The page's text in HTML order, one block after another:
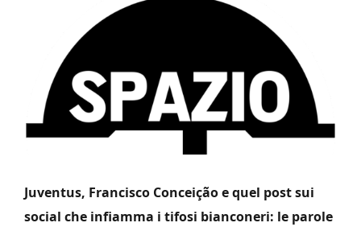
Juventus, Francisco Conceição e quel post sui
social che infiamma i tifosi bianconeri: le parole